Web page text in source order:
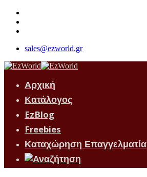
sales@ezworld.gr
Αρχική
Κατάλογος
EzBlog
Freebies
Καταχώρηση Επαγγελματία